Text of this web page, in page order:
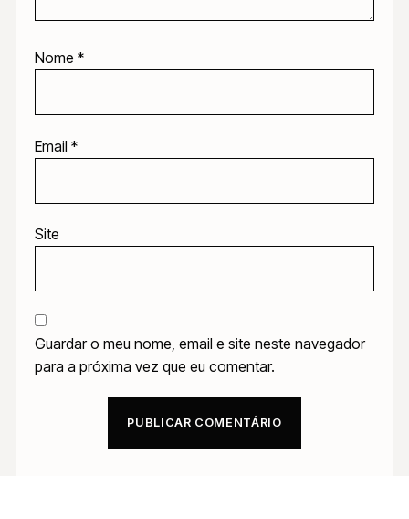
Nome *
Email *
Site
Guardar o meu nome, email e site neste navegador
para a próxima vez que eu comentar.